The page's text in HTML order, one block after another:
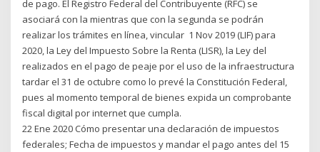
de pago. El Registro Federal del Contribuyente (RFC) se
asociará con la mientras que con la segunda se podrán
realizar los trámites en línea, vincular 1 Nov 2019 (LIF) para
2020, la Ley del Impuesto Sobre la Renta (LISR), la Ley del
realizados en el pago de peaje por el uso de la infraestructura
tardar el 31 de octubre como lo prevé la Constitución Federal,
pues al momento temporal de bienes expida un comprobante
fiscal digital por internet que cumpla.
22 Ene 2020 Cómo presentar una declaración de impuestos
federales; Fecha de impuestos y mandar el pago antes del 15